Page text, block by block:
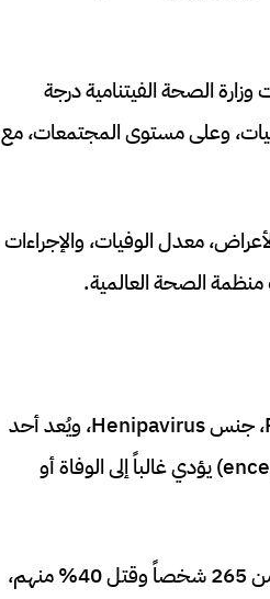
فيه فيتنام أي حالة محلية حتى 26 يناير 2026، رفعت وزارة الصحة الفيتنامية درجة
وعلى مستوى المجتمعات، مع
معدل الوفيات، والإجراءات
منظمة الصحة العالمية.
فيروس نيباه (Nipah virus) هو فيروس RNA من عائلة Paramyxoviridae، جنس Henipavirus، ويُعد أحد
أكثر الفيروسات خطورة بسبب قدرته على إحداث التهاب دماغي حاد (encephalitis) يؤدي غالباً إلى الوفاة أو
اكتشف الفيروس لأول مرة عام 1998 في قرية نيباه بماليزيا، حيث أصاب أكثر من 265 شخصاً وقتل 40% منهم،